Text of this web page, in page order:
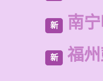
新 南
新 福